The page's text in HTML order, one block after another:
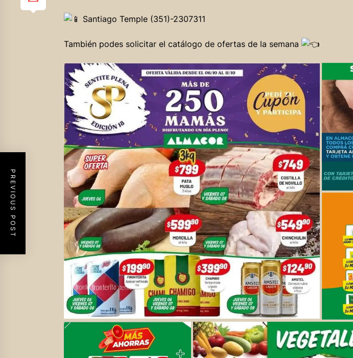
Santiago Temple (351)-2307311
También podes solicitar el catálogo de ofertas de la semana
PREVIOUS POST